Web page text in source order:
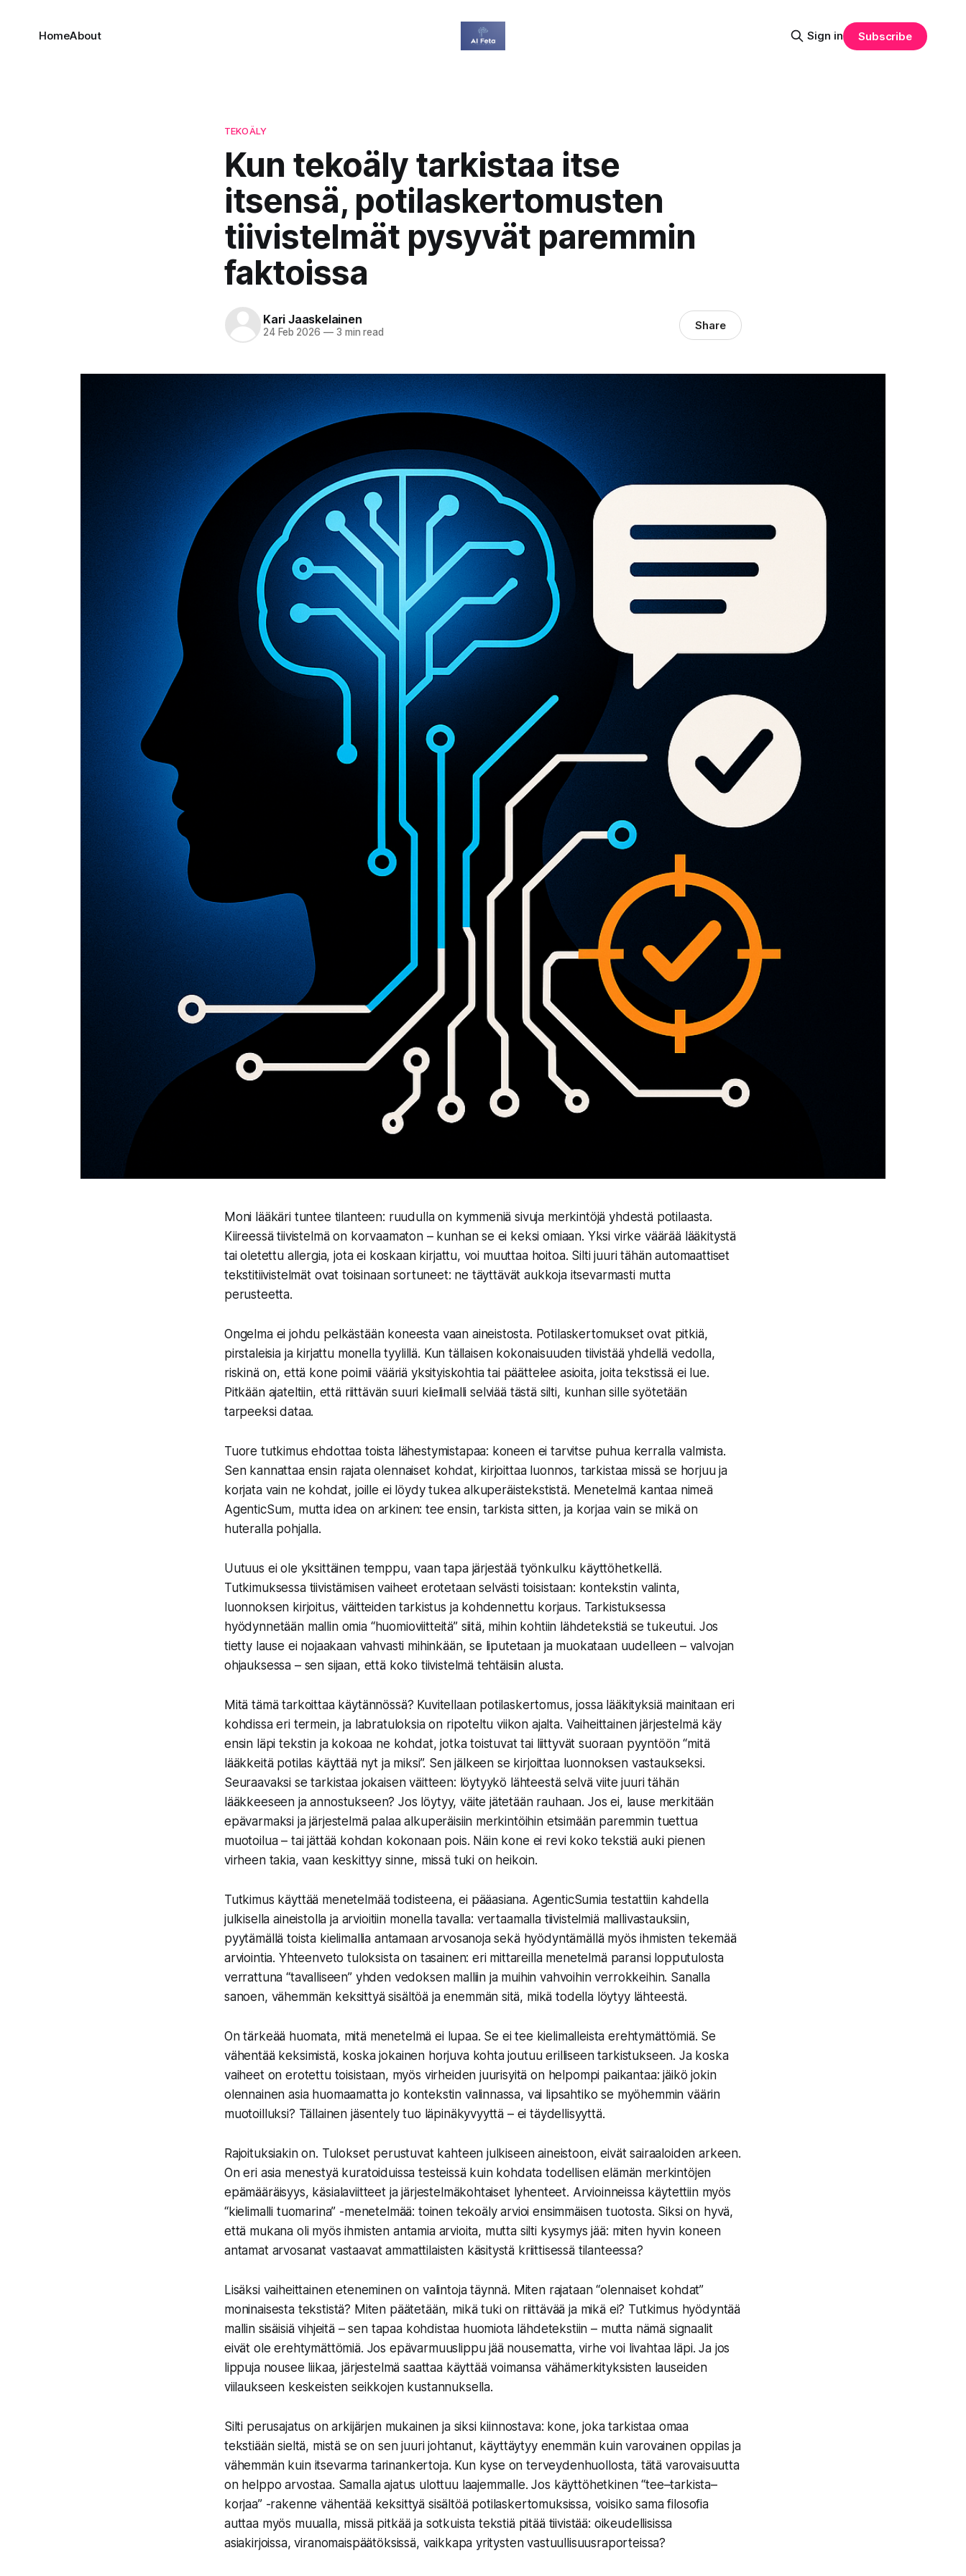
HomeAbout Sign in Subscribe
TEKOÄLY
Kun tekoäly tarkistaa itse
itsensä, potilaskertomusten
tiivistelmät pysyvät paremmin
faktoissa
Kari Jaaskelainen
24 Feb 2026 —3 min read Share
Moni lääkäri tuntee tilanteen: ruudulla on kymmeniä sivuja merkintöjä yhdestä potilaasta.
Kiireessä tiivistelmä on korvaamaton – kunhan se ei keksi omiaan. Yksi virke väärää lääkitystä
tai oletettu allergia, jota ei koskaan kirjattu, voi muuttaa hoitoa. Silti juuri tähän automaattiset
tekstitiivistelmät ovat toisinaan sortuneet: ne täyttävät aukkoja itsevarmasti mutta
perusteetta.
Ongelma ei johdu pelkästään koneesta vaan aineistosta. Potilaskertomukset ovat pitkiä,
pirstaleisia ja kirjattu monella tyylillä. Kun tällaisen kokonaisuuden tiivistää yhdellä vedolla,
riskinä on, että kone poimii vääriä yksityiskohtia tai päättelee asioita, joita tekstissä ei lue.
Pitkään ajateltiin, että riittävän suuri kielimalli selviää tästä silti, kunhan sille syötetään
tarpeeksi dataa.
Tuore tutkimus ehdottaa toista lähestymistapaa: koneen ei tarvitse puhua kerralla valmista.
Sen kannattaa ensin rajata olennaiset kohdat, kirjoittaa luonnos, tarkistaa missä se horjuu ja
korjata vain ne kohdat, joille ei löydy tukea alkuperäistekstistä. Menetelmä kantaa nimeä
AgenticSum, mutta idea on arkinen: tee ensin, tarkista sitten, ja korjaa vain se mikä on
huteralla pohjalla.
Uutuus ei ole yksittäinen temppu, vaan tapa järjestää työnkulku käyttöhetkellä.
Tutkimuksessa tiivistämisen vaiheet erotetaan selvästi toisistaan: kontekstin valinta,
luonnoksen kirjoitus, väitteiden tarkistus ja kohdennettu korjaus. Tarkistuksessa
hyödynnetään mallin omia “huomioviitteitä” siitä, mihin kohtiin lähdetekstiä se tukeutui. Jos
tietty lause ei nojaakaan vahvasti mihinkään, se liputetaan ja muokataan uudelleen – valvojan
ohjauksessa – sen sijaan, että koko tiivistelmä tehtäisiin alusta.
Mitä tämä tarkoittaa käytännössä? Kuvitellaan potilaskertomus, jossa lääkityksiä mainitaan eri
kohdissa eri termein, ja labratuloksia on ripoteltu viikon ajalta. Vaiheittainen järjestelmä käy
ensin läpi tekstin ja kokoaa ne kohdat, jotka toistuvat tai liittyvät suoraan pyyntöön “mitä
lääkkeitä potilas käyttää nyt ja miksi”. Sen jälkeen se kirjoittaa luonnoksen vastaukseksi.
Seuraavaksi se tarkistaa jokaisen väitteen: löytyykö lähteestä selvä viite juuri tähän
lääkkeeseen ja annostukseen? Jos löytyy, väite jätetään rauhaan. Jos ei, lause merkitään
epävarmaksi ja järjestelmä palaa alkuperäisiin merkintöihin etsimään paremmin tuettua
muotoilua – tai jättää kohdan kokonaan pois. Näin kone ei revi koko tekstiä auki pienen
virheen takia, vaan keskittyy sinne, missä tuki on heikoin.
Tutkimus käyttää menetelmää todisteena, ei pääasiana. AgenticSumia testattiin kahdella
julkisella aineistolla ja arvioitiin monella tavalla: vertaamalla tiivistelmiä mallivastauksiin,
pyytämällä toista kielimallia antamaan arvosanoja sekä hyödyntämällä myös ihmisten tekemää
arviointia. Yhteenveto tuloksista on tasainen: eri mittareilla menetelmä paransi lopputulosta
verrattuna “tavalliseen” yhden vedoksen malliin ja muihin vahvoihin verrokkeihin. Sanalla
sanoen, vähemmän keksittyä sisältöä ja enemmän sitä, mikä todella löytyy lähteestä.
On tärkeää huomata, mitä menetelmä ei lupaa. Se ei tee kielimalleista erehtymättömiä. Se
vähentää keksimistä, koska jokainen horjuva kohta joutuu erilliseen tarkistukseen. Ja koska
vaiheet on erotettu toisistaan, myös virheiden juurisyitä on helpompi paikantaa: jäikö jokin
olennainen asia huomaamatta jo kontekstin valinnassa, vai lipsahtiko se myöhemmin väärin
muotoilluksi? Tällainen jäsentely tuo läpinäkyvyyttä – ei täydellisyyttä.
Rajoituksiakin on. Tulokset perustuvat kahteen julkiseen aineistoon, eivät sairaaloiden arkeen.
On eri asia menestyä kuratoiduissa testeissä kuin kohdata todellisen elämän merkintöjen
epämääräisyys, käsialaviitteet ja järjestelmäkohtaiset lyhenteet. Arvioinneissa käytettiin myös
“kielimalli tuomarina” -menetelmää: toinen tekoäly arvioi ensimmäisen tuotosta. Siksi on hyvä,
että mukana oli myös ihmisten antamia arvioita, mutta silti kysymys jää: miten hyvin koneen
antamat arvosanat vastaavat ammattilaisten käsitystä kriittisessä tilanteessa?
Lisäksi vaiheittainen eteneminen on valintoja täynnä. Miten rajataan “olennaiset kohdat”
moninaisesta tekstistä? Miten päätetään, mikä tuki on riittävää ja mikä ei? Tutkimus hyödyntää
mallin sisäisiä vihjeitä – sen tapaa kohdistaa huomiota lähdetekstiin – mutta nämä signaalit
eivät ole erehtymättömiä. Jos epävarmuuslippu jää nousematta, virhe voi livahtaa läpi. Ja jos
lippuja nousee liikaa, järjestelmä saattaa käyttää voimansa vähämerkityksisten lauseiden
viilaukseen keskeisten seikkojen kustannuksella.
Silti perusajatus on arkijärjen mukainen ja siksi kiinnostava: kone, joka tarkistaa omaa
tekstiään sieltä, mistä se on sen juuri johtanut, käyttäytyy enemmän kuin varovainen oppilas ja
vähemmän kuin itsevarma tarinankertoja. Kun kyse on terveydenhuollosta, tätä varovaisuutta
on helppo arvostaa. Samalla ajatus ulottuu laajemmalle. Jos käyttöhetkinen “tee–tarkista–
korjaa” -rakenne vähentää keksittyä sisältöä potilaskertomuksissa, voisiko sama filosofia
auttaa myös muualla, missä pitkää ja sotkuista tekstiä pitää tiivistää: oikeudellisissa
asiakirjoissa, viranomaispäätöksissä, vaikkapa yritysten vastuullisuusraporteissa?